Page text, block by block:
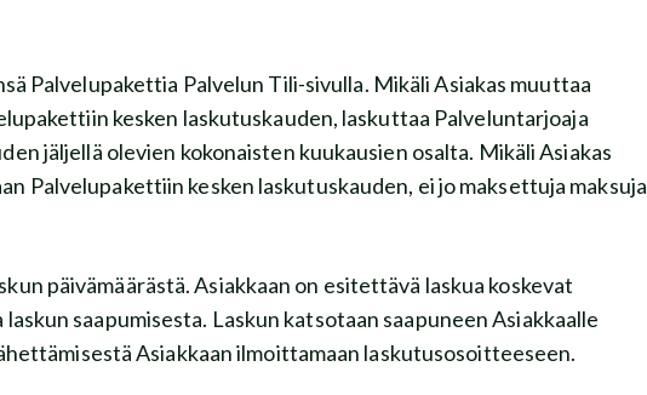
Palvelupakettia Palvelun Tili-sivulla. Mikäli Asiakas muuttaa
kesken laskutuskauden, laskuttaa Palveluntarjoaja
jäljellä olevien kokonaisten kuukausien osalta. Mikäli Asiakas
Palvelupakettiin kesken laskutuskauden, ei jo maksettuja maksuja
päivämäärästä. Asiakkaan on esitettävä laskua koskevat
saapumisesta. Laskun katsotaan saapuneen Asiakkaalle
Asiakkaan ilmoittamaan laskutusosoitteeseen.